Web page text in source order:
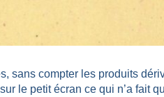
sans compter les produits
le petit écran ce qui n’a fait